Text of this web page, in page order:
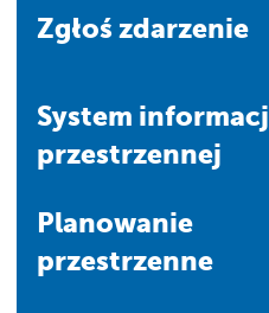
Zgłoś zdarzenie
system informacji
przestrzennej
Planowanie
przestrzenne